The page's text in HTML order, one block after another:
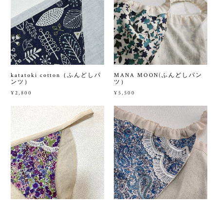
katatoki cotton（ふんどしパ
ンツ）
¥2,800
MANA MOON(ふんどしパン
ツ）
¥5,500